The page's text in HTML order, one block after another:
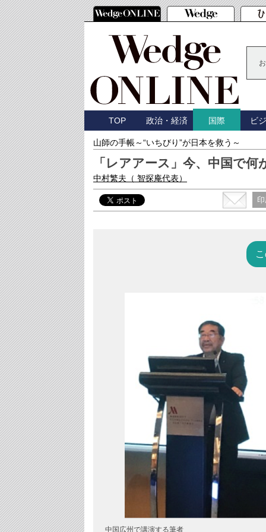
TOP 政治・経済 国際 ビ
山師の手帳～“いちびり”が日本を救う～
「レアアース」今、中国で
中村繁夫 （ 智探庵代表）
中国広州で講演する筆者